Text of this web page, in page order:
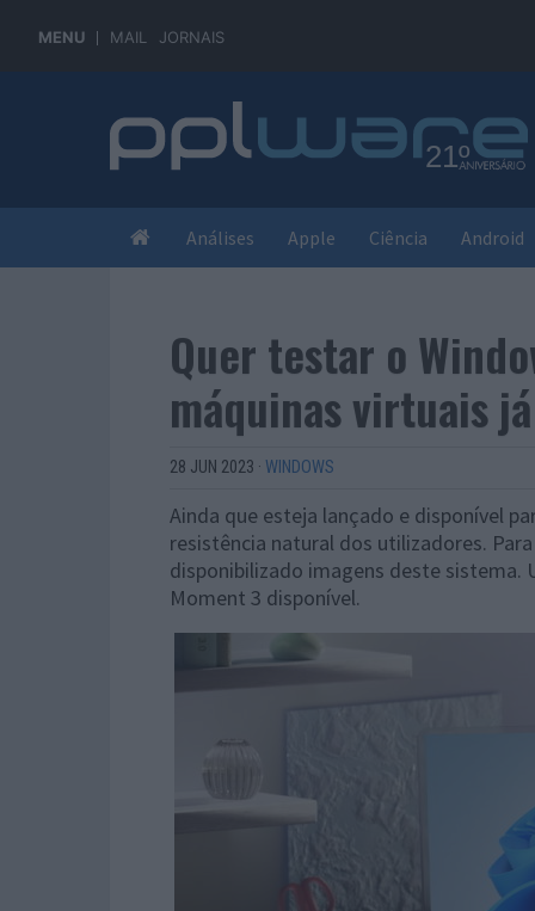
MENU MAIL JORNAIS
Análises Apple Ciência Android
Quer testar o
máquinas virtuais
28 JUN 2023 · WINDOWS
Ainda que esteja lançado e disponível
resistência natural dos utilizadores.
disponibilizado imagens deste sistema.
Moment 3 disponível.